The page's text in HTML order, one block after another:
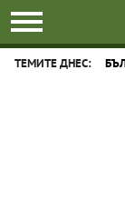
ТЕМИТЕ ДНЕС: